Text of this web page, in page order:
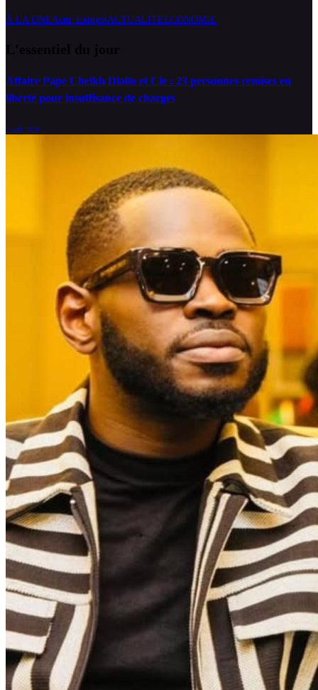
À LA UNEActu_ExpressACTUALITEECONOMIE
L'essentiel du jour
Affaire Pape Cheikh Diallo et Cie : 23 personnes remises en
liberté pour insuffisance de charges
7 août 2026